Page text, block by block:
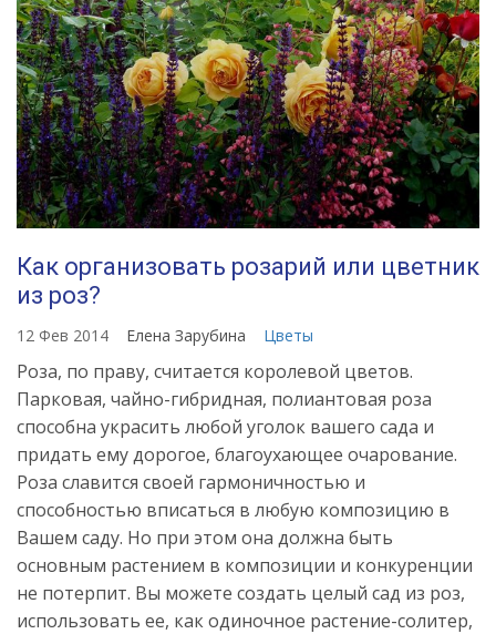
Как организовать розарий или цветник
из роз?
12 Фев 2014 Елена Зарубина Цветы
Роза, по праву, считается королевой цветов.
Парковая, чайно-гибридная, полиантовая роза
способна украсить любой уголок вашего сада и
придать ему дорогое, благоухающее очарование.
Роза славится своей гармоничностью и
способностью вписаться в любую композицию в
Вашем саду. Но при этом она должна быть
основным растением в композиции и конкуренции
не потерпит. Вы можете создать целый сад из роз,
использовать ее, как одиночное растение-солитер,